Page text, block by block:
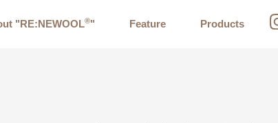
"RE:NEWOOL®" Feature Products